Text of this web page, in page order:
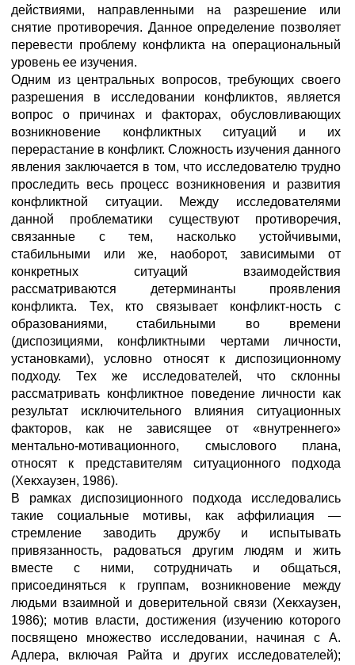
действиями, направленными на разрешение или
снятие противоречия. Данное определение позволяет
перевести проблему конфликта на операциональный
уровень ее изучения.
Одним из центральных вопросов, требующих своего
разрешения в исследовании конфликтов, является
вопрос о причинах и факторах, обусловливающих
возникновение конфликтных ситуаций и их
перерастание в конфликт. Сложность изучения данного
явления заключается в том, что исследователю трудно
проследить весь процесс возникновения и развития
конфликтной ситуации. Между исследователями
данной проблематики существуют противоречия,
связанные с тем, насколько устойчивыми,
стабильными или же, наоборот, зависимыми от
конкретных ситуаций взаимодействия
рассматриваются детерминанты проявления
конфликта. Тех, кто связывает конфликт-ность с
образованиями, стабильными во времени
(диспозициями, конфликтными чертами личности,
установками), условно относят к диспозиционному
подходу. Тех же исследователей, что склонны
рассматривать конфликтное поведение личности как
результат исключительного влияния ситуационных
факторов, как не зависящее от «внутреннего»
ментально-мотивационного, смыслового плана,
относят к представителям ситуационного подхода
(Хекхаузен, 1986).
В рамках диспозиционного подхода исследовались
такие социальные мотивы, как аффилиация —
стремление заводить дружбу и испытывать
привязанность, радоваться другим людям и жить
вместе с ними, сотрудничать и общаться,
присоединяться к группам, возникновение между
людьми взаимной и доверительной связи (Хекхаузен,
1986); мотив власти, достижения (изучению которого
посвящено множество исследовании, начиная с А.
Адлера, включая Райта и других исследователей);